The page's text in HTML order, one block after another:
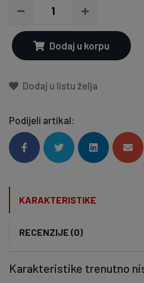
Dodaj u korpu
Dodaj u listu želja
Podijeli artikal:
KARAKTERISTIKE
RECENZIJE (0)
Karakteristike trenutno